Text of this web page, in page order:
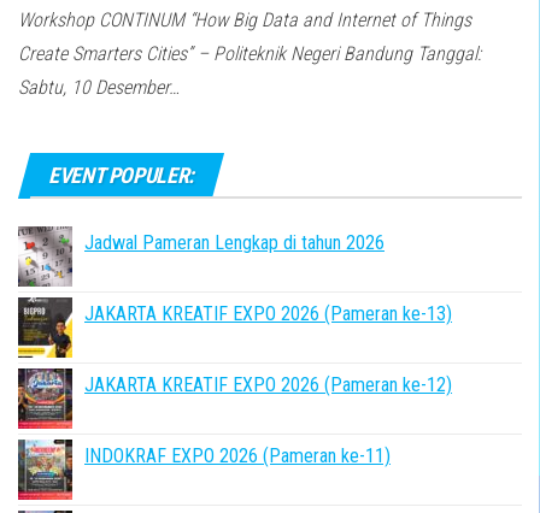
Workshop CONTINUM “How Big Data and Internet of Things
Create Smarters Cities” – Politeknik Negeri Bandung Tanggal:
Sabtu, 10 Desember…
EVENT POPULER:
Jadwal Pameran Lengkap di tahun 2026
JAKARTA KREATIF EXPO 2026 (Pameran ke-13)
JAKARTA KREATIF EXPO 2026 (Pameran ke-12)
INDOKRAF EXPO 2026 (Pameran ke-11)